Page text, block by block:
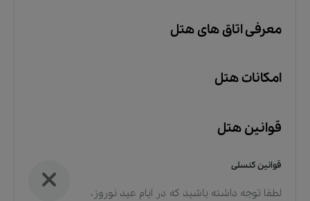
معرفی اتاق های هتل
امکانات هتل
قوانین هتل
قوانین کنسلی
لطفا توجه داشته باشید که در ایام عید نوروز،